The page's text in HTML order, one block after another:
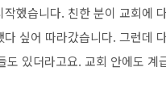
했습니다. 친한 분이 교회에
싶어 따라갔습니다. 그런데
도 있더라고요. 교회 안에도 계